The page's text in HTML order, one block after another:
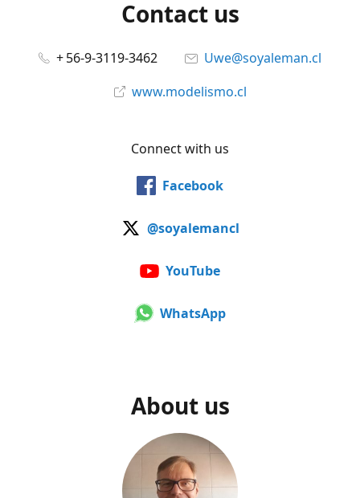
Contact us
+ 56-9-3119-3462
Uwe@soyaleman.cl
www.modelismo.cl
Connect with us
Facebook
@soyalemancl
YouTube
WhatsApp
About us